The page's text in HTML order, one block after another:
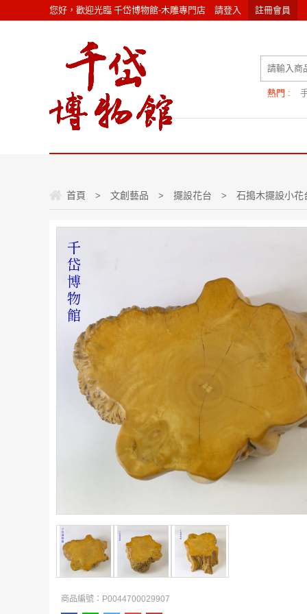
您好，歡迎光臨 千岱博物館-木雕專門店 請登入 註冊會員
熱門 :
首頁 > 文創藝品 > 擺設花台 > 石搗木擺設小花
商品編號：P0044700029907